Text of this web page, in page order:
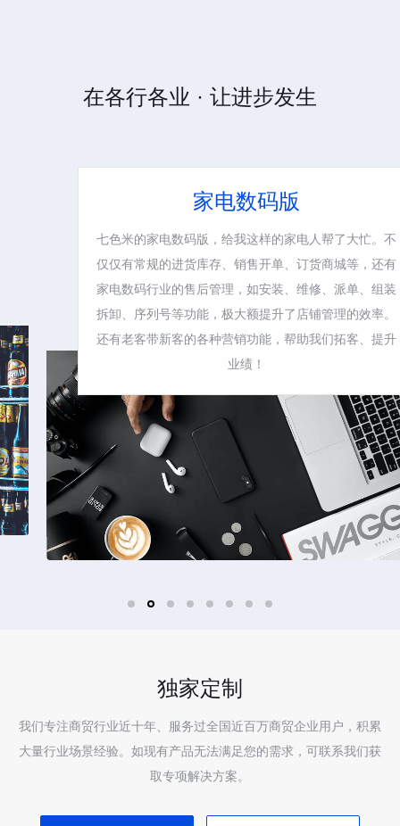
在各行各业 · 让进步发生
家电数码版
七色米的家电数码版，给我这样的家电人帮了大忙。不
仅仅有常规的进货库存、销售开单、订货商城等，还有
家电数码行业的售后管理，如安装、维修、派单、组装
拆卸、序列号等功能，极大额提升了店铺管理的效率。
还有老客带新客的各种营销功能，帮助我们拓客、提升
独家定制
我们专注商贸行业近十年、服务过全国近百万商贸企业用户，积累
大量行业场景经验。如现有产品无法满足您的需求，可联系我们获
取专项解决方案。